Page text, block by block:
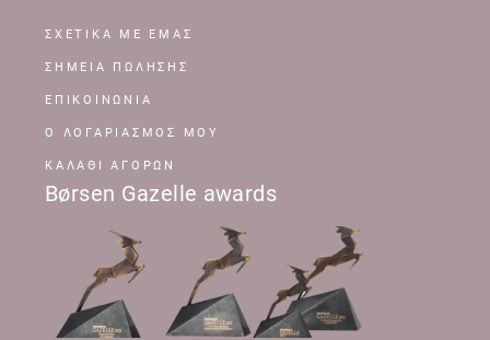
ΣΧΕΤΙΚΆ ΜΕ ΕΜΆΣ
ΣΗΜΕΊΑ ΠΏΛΗΣΗΣ
ΕΠΙΚΟΙΝΩΝΊΑ
Ο ΛΟΓΑΡΙΑΣΜΌΣ ΜΟΥ
ΚΑΛΆΘΙ ΑΓΟΡΏΝ
Børsen Gazelle awards